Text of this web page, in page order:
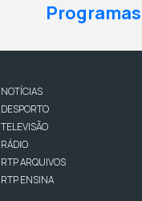
Programas
NOTÍCIAS
DESPORTO
TELEVISÃO
RÁDIO
RTP ARQUIVOS
RTP ENSINA